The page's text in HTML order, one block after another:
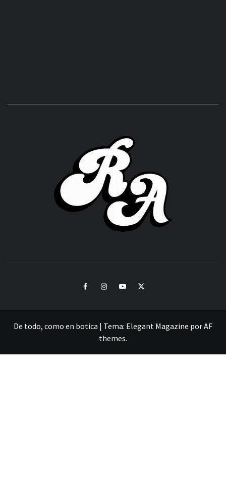
FacebookInstagramYoutubeTwitter
De todo, como en botica | Tema: Elegant Magazine porAF
themes.